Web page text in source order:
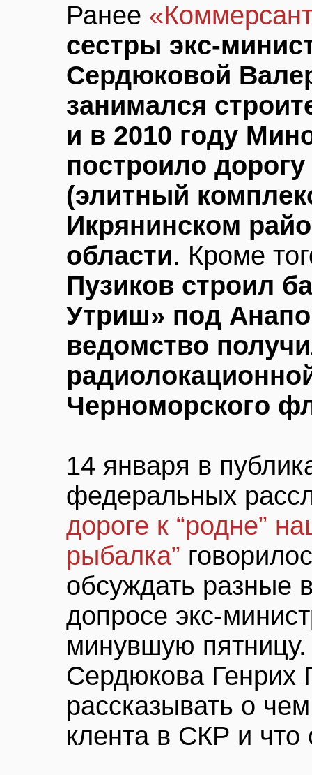
Ранее
сестры экс-
Сердюковой
занимался
и в 2010 году
построило
(элитный
Икрянинском
области. Кроме
Пузиков строил
Утриш» под
ведомство
Черноморского
14 января в
федеральных
дороге к “родне”
рыбалка”
обсуждать разные
допросе экс-
минувшую
Сердюкова Генрих
рассказывать о
клента в СКР и что